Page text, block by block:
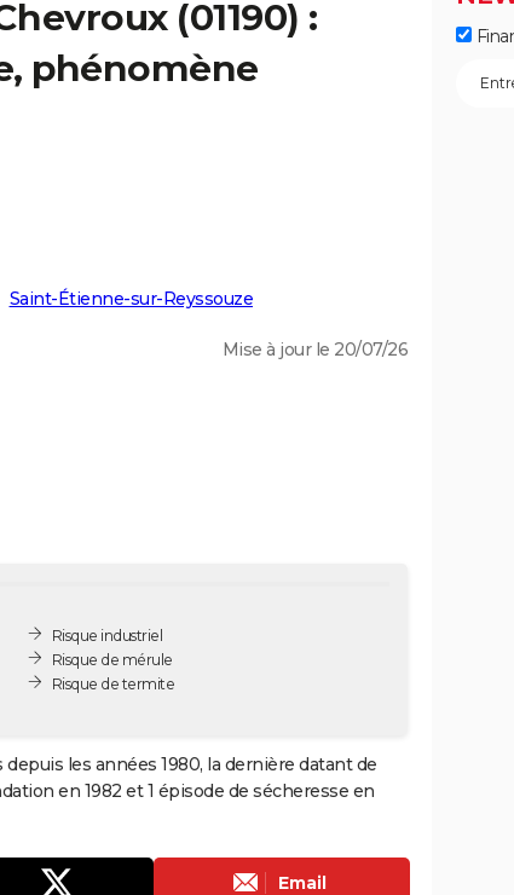
(01190) :
phénomène
Saint-Étienne-sur-Reyssouze
Mise à jour le 20/07/26
Risque industriel
Risque de mérule
Risque de termite
les années 1980, la dernière datant de
en 1982 et 1 épisode de sécheresse en
Email